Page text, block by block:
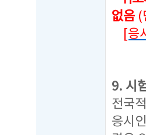
없음 (
[응
9. 시
전국
응시